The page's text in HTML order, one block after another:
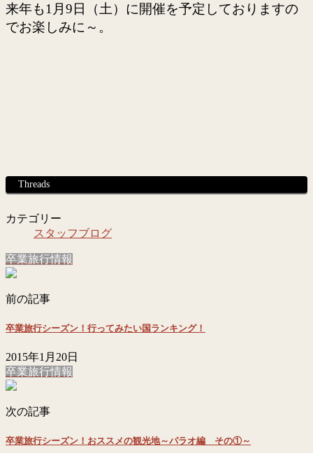
来年も1月9日（土）に開催を予定しておりますの
でお楽しみに～。
Threads
カテゴリー
スタッフブログ
卒業旅行情報
前の記事
卒業旅行シーズン！行ってみたい国ランキング！
2015年1月20日
卒業旅行情報
次の記事
卒業旅行シーズン！おススメの観光地～パラオ編 その①～